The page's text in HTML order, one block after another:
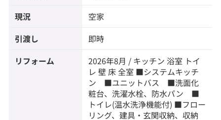
現況 空家
引渡し 即時
リフォーム
2026年8月 / キッチン 浴室 トイ
レ 壁 床 全室 ■システムキッチ
ン ■ユニットバス ■洗面化
粧台、洗濯水栓、防水パン ■
トイレ(温水洗浄機能付) ■フロー
リング、建具・玄関収納、収納